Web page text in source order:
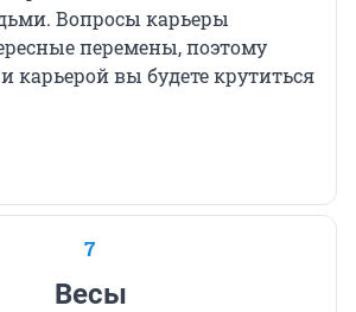
Вопросы карьеры
перемены, поэтому
карьерой вы будете крутиться
7
Весы